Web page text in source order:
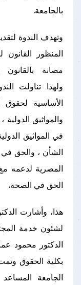
بالجامعة.
وتهدف الندوة
المنظور
مصانة
ولهذا تناولت
الأساسية لحقوق
والمواثيق
في المواثيق
الشأن ، والحق في
المصرية لدعمه
الحق في الصحة.
هذا، وأشارت
لشئون خدمة
الدكتور محمود
بكلية الحقوق
الجامعة